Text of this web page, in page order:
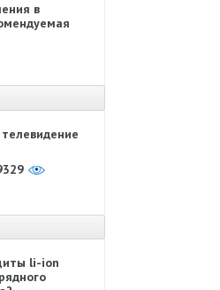
в
li-ion